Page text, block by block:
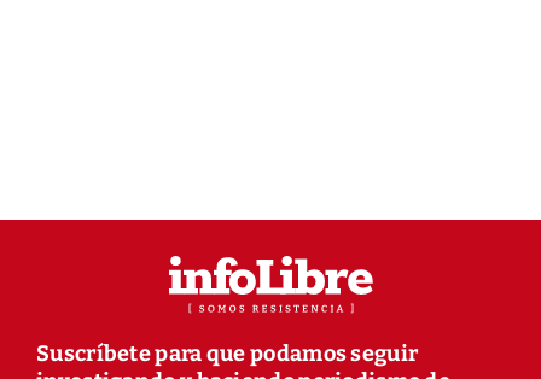
Suscríbete para que podamos seguir